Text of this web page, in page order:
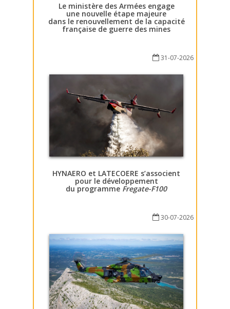
Le ministère des Armées engage
une nouvelle étape majeure
dans le renouvellement de la capacité
française de guerre des mines
31-07-2026
HYNAERO et LATECOERE s’associent
pour le développement
du programme Fregate-F100
30-07-2026